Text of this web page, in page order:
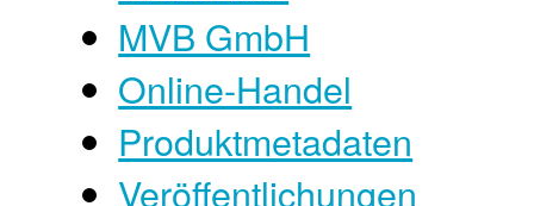
MVB GmbH
Online-Handel
Produktmetadaten
Veröffentlichungen